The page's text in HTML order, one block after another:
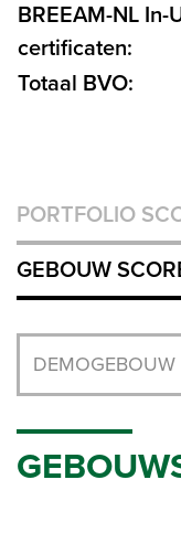
BREEAM-NL In-
certificaten:
Totaal BVO:
PORTFOLIO
GEBOUW
DEMOGEBOUW